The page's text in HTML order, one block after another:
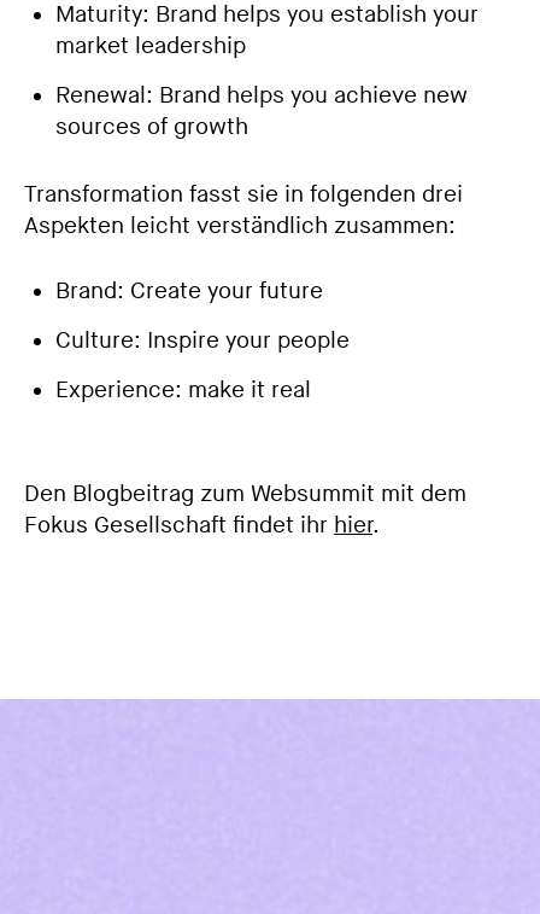
Maturity: Brand helps you establish your
market leadership
Renewal: Brand helps you achieve new
sources of growth
Transformation fasst sie in folgenden drei
Aspekten leicht verständlich zusammen:
Brand: Create your future
Culture: Inspire your people
Experience: make it real
Den Blogbeitrag zum Websummit mit dem
Fokus Gesellschaft findet ihr hier.